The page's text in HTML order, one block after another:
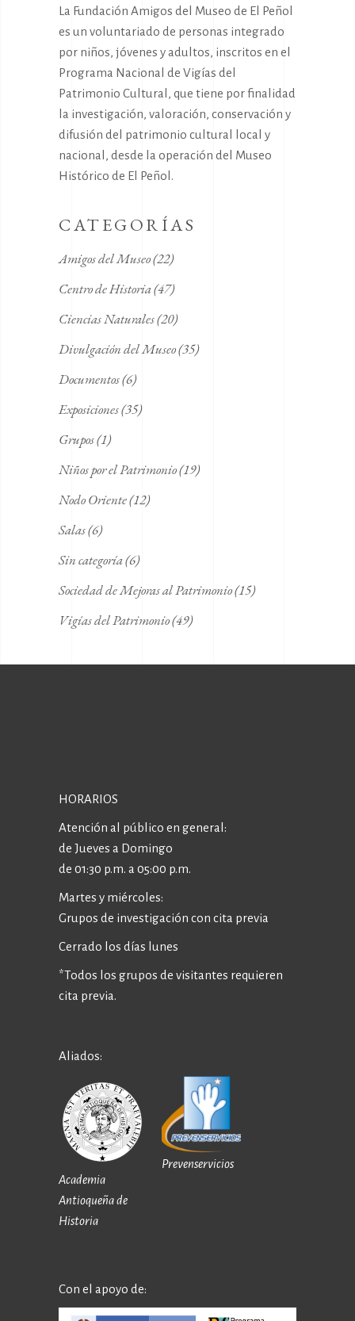
La Fundación Amigos del Museo de El Peñol
es un voluntariado de personas integrado
por niños, jóvenes y adultos, inscritos en el
Programa Nacional de Vigías del
Patrimonio Cultural, que tiene por finalidad
la investigación, valoración, conservación y
difusión del patrimonio cultural local y
nacional, desde la operación del Museo
Histórico de El Peñol.
CATEGORÍAS
Amigos del Museo(22)
Centro de Historia(47)
Ciencias Naturales(20)
Divulgación del Museo(35)
Documentos(6)
Exposiciones(35)
Grupos(1)
Niños por el Patrimonio(19)
Nodo Oriente(12)
Salas(6)
Sin categoría(6)
Sociedad de Mejoras al Patrimonio(15)
Vigías del Patrimonio(49)
HORARIOS
Atención al público en general:
de Jueves a Domingo
de 01:30 p.m. a 05:00 p.m.
Martes y miércoles:
Grupos de investigación con cita previa
Cerrado los días lunes
*Todos los grupos de visitantes requieren
cita previa.
Aliados:
Academia
Antioqueña de
Historia
Prevenservicios
Con el apoyo de: